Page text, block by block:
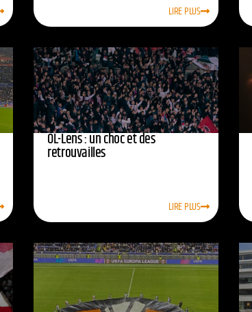
LIRE PLUS
OL-Lens : un choc et des
retrouvailles
LIRE PLUS